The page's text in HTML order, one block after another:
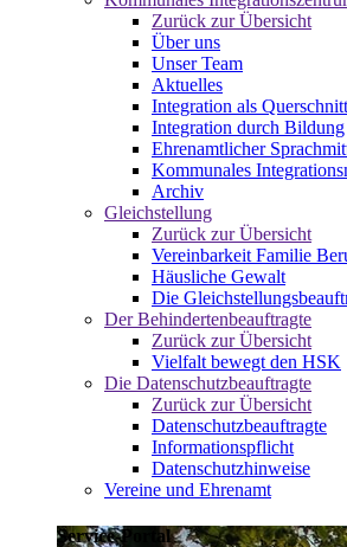
Zurück zur Übersicht
Über uns
Unser Team
Aktuelles
Integration als Querschnitt
Integration durch Bildung
Ehrenamtlicher
Kommunales
Archiv
Gleichstellung
Zurück zur Übersicht
Vereinbarkeit Familie
Häusliche Gewalt
Die
Der Behindertenbeauftragte
Zurück zur Übersicht
Vielfalt bewegt den HSK
Die Datenschutzbeauftragte
Zurück zur Übersicht
Datenschutzbeauftragte
Informationspflicht
Datenschutzhinweise
Vereine und Ehrenamt
Service-Portal